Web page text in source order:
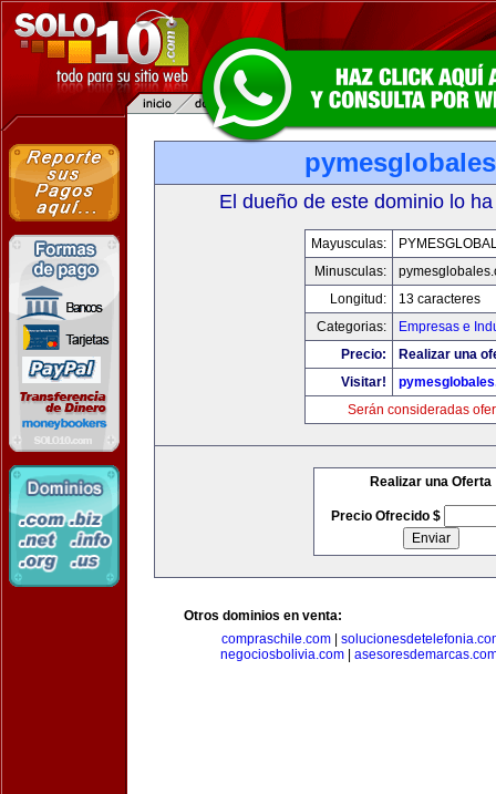
El dueño de este dominio lo
Mayusculas:
Minusculas:
Longitud:
13 caracteres
Categorias:
Empresas e
Precio:
Realizar una
Visitar!
Serán consideradas
Realizar una Oferta
Precio Ofrecido $
Otros dominios en venta:
compraschile.com
negociosbolivia.com|